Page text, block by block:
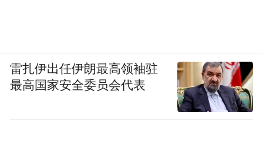
雷扎伊出任伊朗最高领袖驻
最高国家安全委员会代表